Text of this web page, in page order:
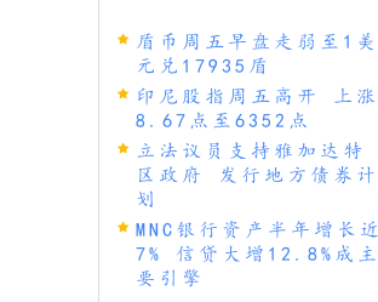
盾币周五早盘走弱至1美
元兑17935盾
印尼股指周五高开 上涨
8.67点至6352点
立法议员支持雅加达特
区政府 发行地方债券计
划
MNC银行资产半年增长近
7% 信贷大增12.8%成主
要引擎